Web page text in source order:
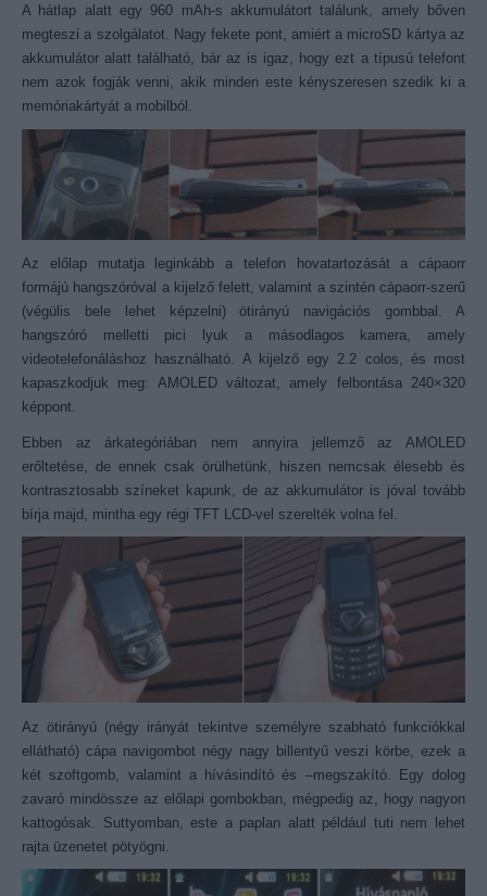
A hátlap alatt egy 960 mAh-s akkumulátort találunk, amely bőven
megteszi a szolgálatot. Nagy fekete pont, amiért a microSD kártya az
akkumulátor alatt található, bár az is igaz, hogy ezt a típusú telefont
nem azok fogják venni, akik minden este kényszeresen szedik ki a
memóriakártyát a mobilból.
Az előlap mutatja leginkább a telefon hovatartozását a cápaorr
formájú hangszóróval a kijelző felett, valamint a szintén cápaorr-szerű
(végülis bele lehet képzelni) ötirányú navigációs gombbal. A
hangszóró melletti pici lyuk a másodlagos kamera, amely
videotelefonáláshoz használható. A kijelző egy 2.2 colos, és most
kapaszkodjuk meg: AMOLED változat, amely felbontása 240×320
képpont.
Ebben az árkategóriában nem annyira jellemző az AMOLED
erőltetése, de ennek csak örülhetünk, hiszen nemcsak élesebb és
kontrasztosabb színeket kapunk, de az akkumulátor is jóval tovább
bírja majd, mintha egy régi TFT LCD-vel szerelték volna fel.
Az ötirányú (négy irányát tekintve személyre szabható funkciókkal
ellátható) cápa navigombot négy nagy billentyű veszi körbe, ezek a
két szoftgomb, valamint a hívásindító és –megszakító. Egy dolog
zavaró mindössze az előlapi gombokban, mégpedig az, hogy nagyon
kattogósak. Suttyomban, este a paplan alatt például tuti nem lehet
rajta üzenetet pötyögni.